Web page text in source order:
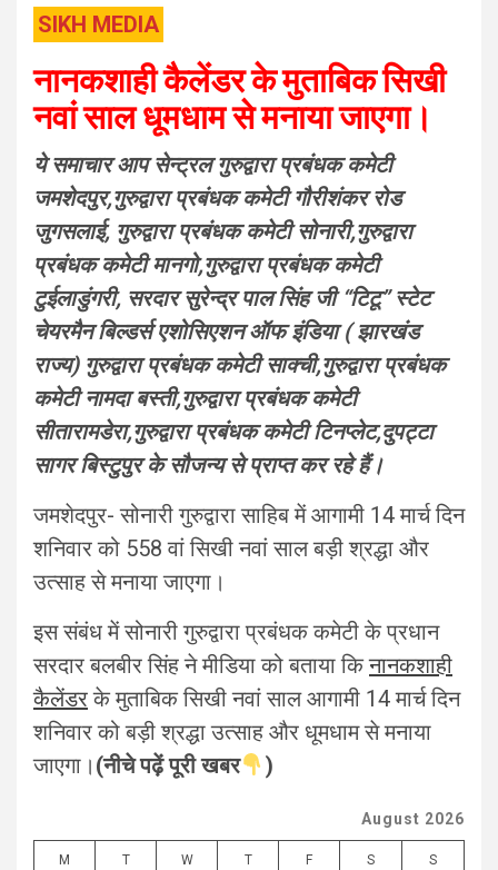
SIKH MEDIA
नानकशाही कैलेंडर के मुताबिक सिखी
नवां साल धूमधाम से मनाया जाएगा।
ये समाचार आप सेन्ट्रल गुरुद्वारा प्रबंधक कमेटी
जमशेदपुर,गुरुद्वारा प्रबंधक कमेटी गौरीशंकर रोड
जुगसलाई, गुरुद्वारा प्रबंधक कमेटी सोनारी,गुरुद्वारा
प्रबंधक कमेटी मानगो,गुरुद्वारा प्रबंधक कमेटी
टुईलाडुंगरी, सरदार सुरेन्द्र पाल सिंह जी “टिटू” स्टेट
चेयरमैन बिल्डर्स एशोसिएशन ऑफ इंडिया ( झारखंड
राज्य) गुरुद्वारा प्रबंधक कमेटी साक्ची,गुरुद्वारा प्रबंधक
कमेटी नामदा बस्ती,गुरुद्वारा प्रबंधक कमेटी
सीतारामडेरा,गुरुद्वारा प्रबंधक कमेटी टिनप्लेट,दुपट्टा
सागर बिस्टुपुर के सौजन्य से प्राप्त कर रहे हैं।
जमशेदपुर- सोनारी गुरुद्वारा साहिब में आगामी 14 मार्च दिन
शनिवार को 558 वां सिखी नवां साल बड़ी श्रद्धा और
उत्साह से मनाया जाएगा।
इस संबंध में सोनारी गुरुद्वारा प्रबंधक कमेटी के प्रधान
सरदार बलबीर सिंह ने मीडिया को बताया किनानकशाही
कैलेंडरके मुताबिक सिखी नवां साल आगामी 14 मार्च दिन
शनिवार को बड़ी श्रद्धा उत्साह और धूमधाम से मनाया
जाएगा। (नीचे पढ़ें पूरी खबर )
August 2026
M T W T F S S